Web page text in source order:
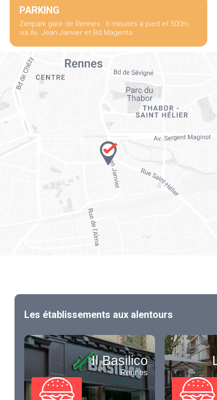
PARKING
Zenpark gare de Rennes : 6 minutes à pied et 500m,
via Av. Jean Janvier et Bd Magenta.
Les établissements aux alentours
Il Basilico
Rennes